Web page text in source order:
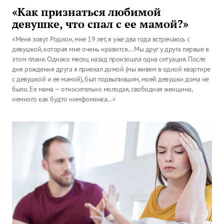
«Как признаться любимой
девушке, что спал с ее мамой?»
«Меня зовут Родион, мне 19 лет, я уже два года встречаюсь с
девушкой, которая мне очень нравится… Мы друг у друга первые в
этом плане. Однако месяц назад произошла одна ситуация. После
дня рождения друга я приехал домой (мы живем в одной квартире
с девушкой и ее мамой), был подвыпившим, моей девушки дома не
было. Ее мама — относительно молодая, свободная женщина,
немного как будто нимфоманка…»